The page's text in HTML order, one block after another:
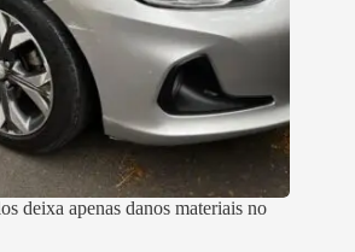
deixa apenas danos materiais no